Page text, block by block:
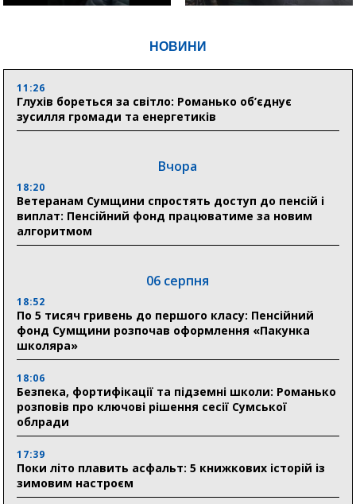
НОВИНИ
11:26
Глухів бореться за світло: Романько об’єднує
зусилля громади та енергетиків
Вчора
18:20
Ветеранам Сумщини спростять доступ до пенсій і
виплат: Пенсійний фонд працюватиме за новим
алгоритмом
06 серпня
18:52
По 5 тисяч гривень до першого класу: Пенсійний
фонд Сумщини розпочав оформлення «Пакунка
школяра»
18:06
Безпека, фортифікації та підземні школи: Романько
розповів про ключові рішення сесії Сумської
облради
17:39
Поки літо плавить асфальт: 5 книжкових історій із
зимовим настроєм